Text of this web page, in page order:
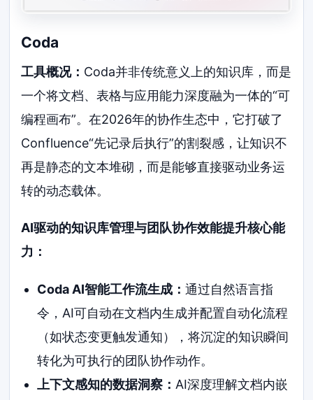
Coda
工具概况： Coda并非传统意义上的知识库，而是
一个将文档、表格与应用能力深度融为一体的“可
编程画布”。在2026年的协作生态中，它打破了
Confluence“先记录后执行”的割裂感，让知识不
再是静态的文本堆砌，而是能够直接驱动业务运
转的动态载体。
AI驱动的知识库管理与团队协作效能提升核心能
力：
Coda AI智能工作流生成： 通过自然语言指
令，AI可自动在文档内生成并配置自动化流程
（如状态变更触发通知），将沉淀的知识瞬间
转化为可执行的团队协作动作。
上下文感知的数据洞察： AI深度理解文档内嵌